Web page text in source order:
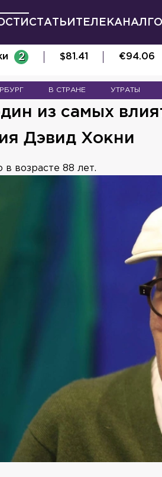
СТАТЬИ ТЕЛЕКАНАЛ
2 $81.41 €94.06
В СТРАНЕ УТРАТЫ
из самых
Дэвид Хокни
в возрасте 88 лет.